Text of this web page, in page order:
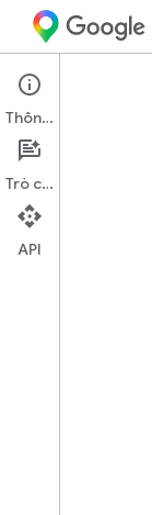
Map Tiles API
Hướng dẫn
Thông tin
Trò chuyện
API